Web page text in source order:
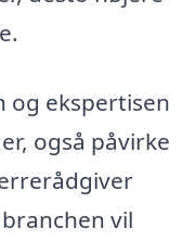
og ekspertisen
også påvirke
vil